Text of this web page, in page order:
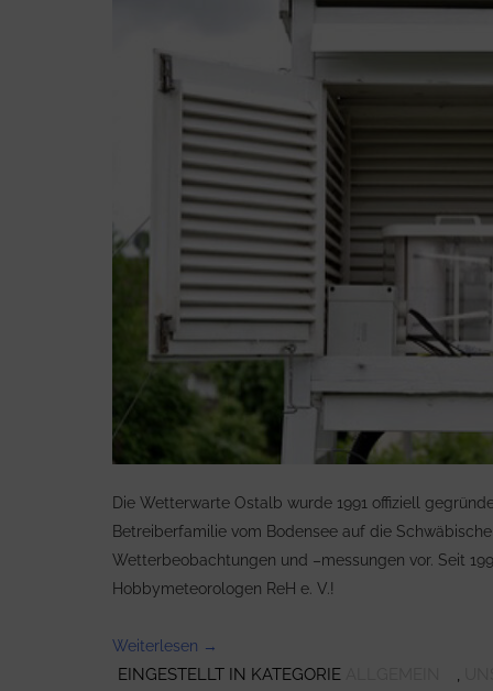
Die Wetterwarte Ostalb wurde 1991 offiziell
Betreiberfamilie vom Bodensee auf die
Wetterbeobachtungen und –messungen vor. Seit
Hobbymeteorologen ReH e. V.!
Weiterlesen „Wetterwarte
Ostalb“
→
EINGESTELLT IN KATEGORIE ,